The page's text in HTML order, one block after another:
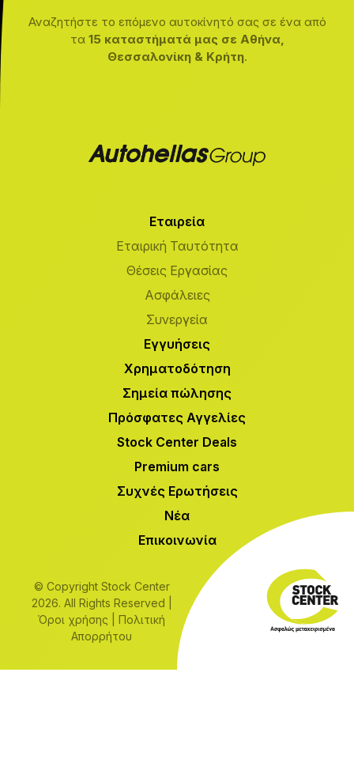
Αναζητήστε το επόμενο αυτοκίνητό σας σε ένα από
τα 15 καταστήματά μας σε Αθήνα,
Θεσσαλονίκη & Κρήτη.
Εταιρεία
Εταιρική Ταυτότητα
Θέσεις Εργασίας
Ασφάλειες
Συνεργεία
Εγγυήσεις
Χρηματοδότηση
Σημεία πώλησης
Πρόσφατες Αγγελίες
Stock Center Deals
Premium cars
Συχνές Ερωτήσεις
Νέα
Επικοινωνία
© Copyright Stock Center
2026. All Rights Reserved |
Όροι χρήσης |Πολιτική
Απορρήτου